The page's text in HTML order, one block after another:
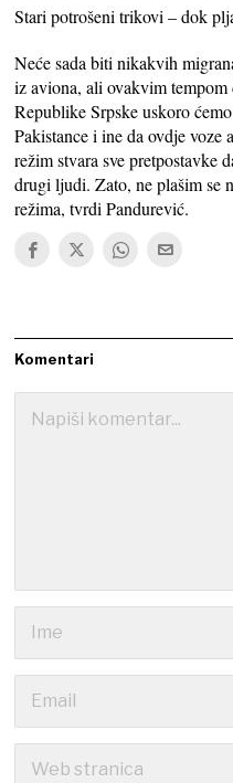
Stari potrošeni trikovi – dok
Neće sada biti nikakvih
iz aviona, ali ovakvim
Republike Srpske uskoro
Pakistance i ine da ovdje
režim stvara sve pretpostavke
drugi ljudi. Zato, ne plašim se
režima, tvrdi Pandurević.
Komentari